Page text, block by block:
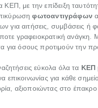
με την επίδειξη
φωτοαντιγράφων
για αιτήσεις, συμβάσεις
γραφειοκρατική ανάγκη.
για όσους προτιμούν την
εύκολα όλα τα ΚΕΠ
επικοινωνίας για κάθε
αξιοποιώντας στο